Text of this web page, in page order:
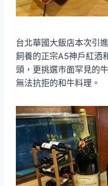
台北華國大飯店本次引
飼養的正宗A5神戶紅酒
頭，更挑選市面罕見的
無法抗拒的和牛料理。